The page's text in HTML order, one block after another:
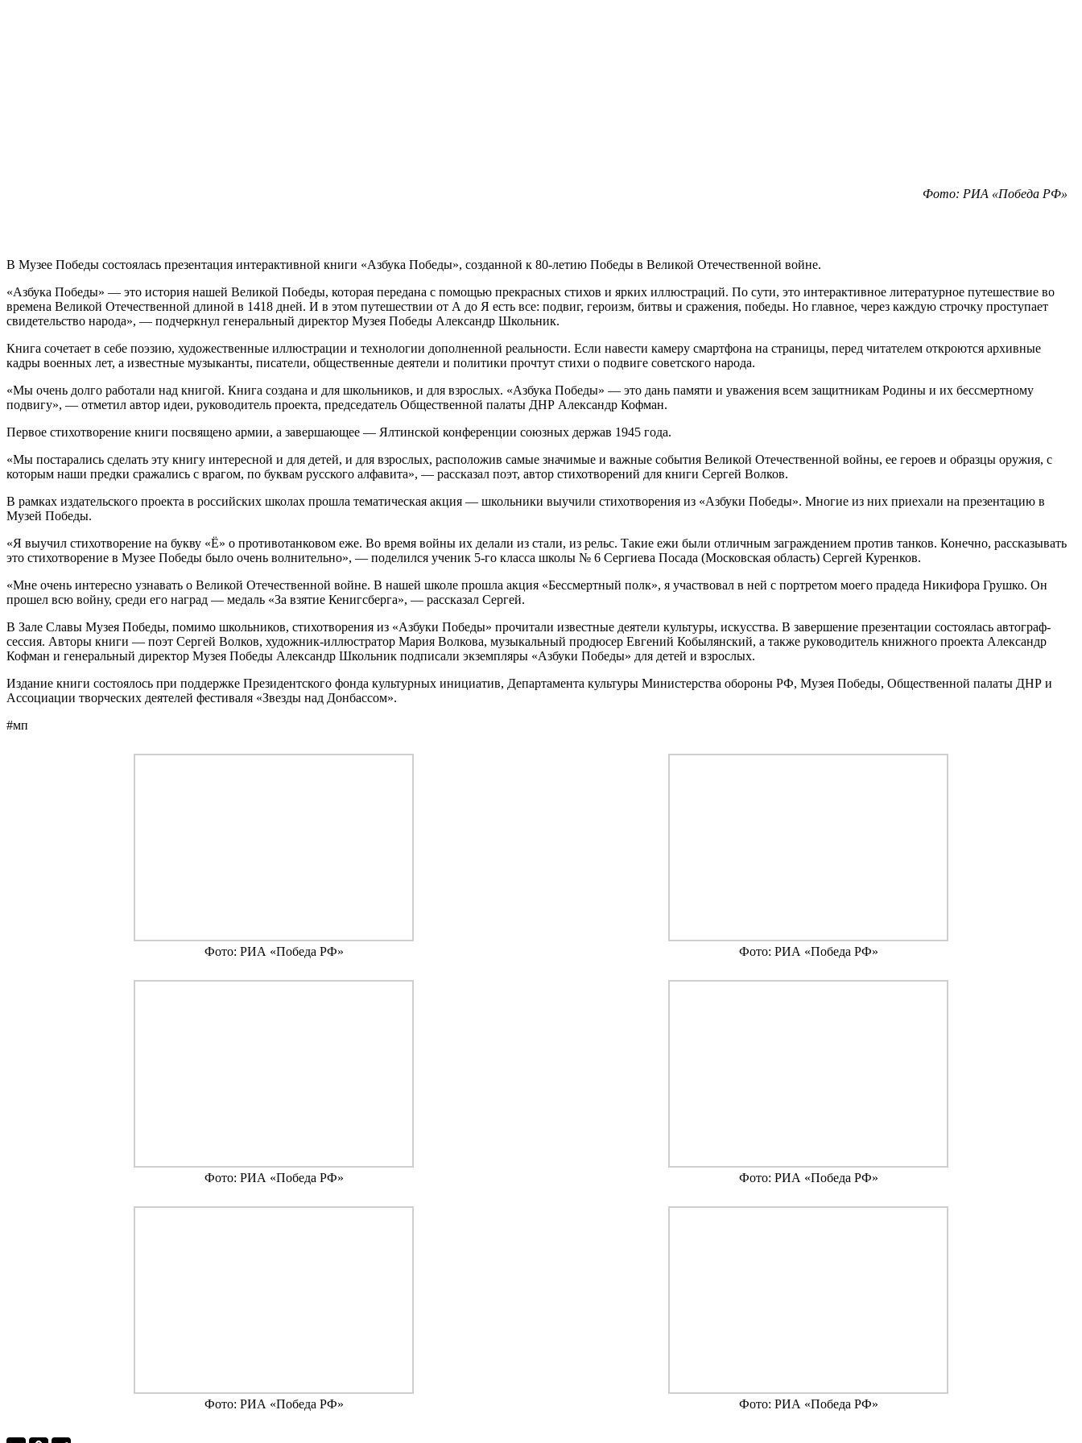
Фото: РИА «Победа РФ»
В Музее Победы состоялась презентация интерактивной книги «Азбука Победы», созданной к 80-летию Победы в Великой Отечественной войне.
«Азбука Победы» — это история нашей Великой Победы, которая передана с помощью прекрасных стихов и ярких иллюстраций. По сути, это интерактивное литературное путешествие во
времена Великой Отечественной длиной в 1418 дней. И в этом путешествии от А до Я есть все: подвиг, героизм, битвы и сражения, победы. Но главное, через каждую строчку проступает
свидетельство народа», — подчеркнул генеральный директор Музея Победы Александр Школьник.
Книга сочетает в себе поэзию, художественные иллюстрации и технологии дополненной реальности. Если навести камеру смартфона на страницы, перед читателем откроются архивные
кадры военных лет, а известные музыканты, писатели, общественные деятели и политики прочтут стихи о подвиге советского народа.
«Мы очень долго работали над книгой. Книга создана и для школьников, и для взрослых. «Азбука Победы» — это дань памяти и уважения всем защитникам Родины и их бессмертному
подвигу», — отметил автор идеи, руководитель проекта, председатель Общественной палаты ДНР Александр Кофман.
Первое стихотворение книги посвящено армии, а завершающее — Ялтинской конференции союзных держав 1945 года.
«Мы постарались сделать эту книгу интересной и для детей, и для взрослых, расположив самые значимые и важные события Великой Отечественной войны, ее героев и образцы оружия, с
которым наши предки сражались с врагом, по буквам русского алфавита», — рассказал поэт, автор стихотворений для книги Сергей Волков.
В рамках издательского проекта в российских школах прошла тематическая акция — школьники выучили стихотворения из «Азбуки Победы». Многие из них приехали на презентацию в
Музей Победы.
«Я выучил стихотворение на букву «Ё» о противотанковом еже. Во время войны их делали из стали, из рельс. Такие ежи были отличным заграждением против танков. Конечно, рассказывать
это стихотворение в Музее Победы было очень волнительно», — поделился ученик 5-го класса школы № 6 Сергиева Посада (Московская область) Сергей Куренков.
«Мне очень интересно узнавать о Великой Отечественной войне. В нашей школе прошла акция «Бессмертный полк», я участвовал в ней с портретом моего прадеда Никифора Грушко. Он
прошел всю войну, среди его наград — медаль «За взятие Кенигсберга», — рассказал Сергей.
В Зале Славы Музея Победы, помимо школьников, стихотворения из «Азбуки Победы» прочитали известные деятели культуры, искусства. В завершение презентации состоялась автограф-
сессия. Авторы книги — поэт Сергей Волков, художник-иллюстратор Мария Волкова, музыкальный продюсер Евгений Кобылянский, а также руководитель книжного проекта Александр
Кофман и генеральный директор Музея Победы Александр Школьник подписали экземпляры «Азбуки Победы» для детей и взрослых.
Издание книги состоялось при поддержке Президентского фонда культурных инициатив, Департамента культуры Министерства обороны РФ, Музея Победы, Общественной палаты ДНР и
Ассоциации творческих деятелей фестиваля «Звезды над Донбассом».
#мп
Фото: РИА «Победа РФ» Фото: РИА «Победа РФ»
Фото: РИА «Победа РФ» Фото: РИА «Победа РФ»
Фото: РИА «Победа РФ» Фото: РИА «Победа РФ»